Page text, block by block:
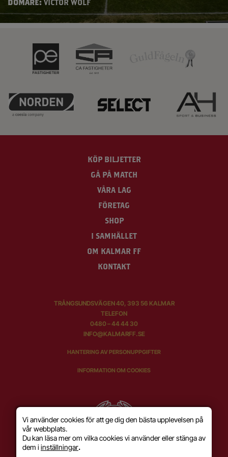
DOMARE: VICTOR WOLF
KÖP BILJETTER
GÅ PÅ MATCH
VÅRA LAG
FÖRETAG
SHOP
I SAMHÄLLET
OM KALMAR FF
KONTAKT
TRÅNGSUNDSVÄGEN 40, 393 56 KALMAR
TELEFON
0480 – 44 44 30
INFO@KALMARFF.SE
HANTERING AV PERSONUPPGIFTER
INFORMATION OM COOKIES
Vi använder cookies för att ge dig den bästa upplevelsen på
vår webbplats.
Du kan läsa mer om vilka cookies vi använder eller stänga av
dem i inställningar.